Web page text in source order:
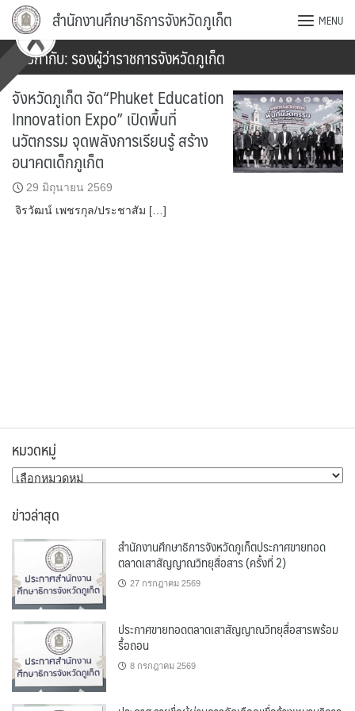
Skip
content
สำนักงานศึกษาธิการจังหวัดภูเก็ต MENU
ป้ายกำกับ:รองผู้ว่าราชการจังหวัดภูเก็ต
จังหวัดภูเก็ต จัด“Phuket Education
Innovation Expo” เปิดพื้นที่
นวัตกรรม จุดพลังการเรียนรู้ สร้าง
อนาคตเด็กภูเก็ต
29 มิถุนายน 2569
จิรวัฒน์ เพชรกุล/ประชาสัม […]
หมวดหมู่
หมวด
ข่าวล่าสุด
สำนักงานศึกษาธิการจังหวัดภูเก็ตประกาศขายทอด
ตลาดเสาสัญญาณวิทยุสื่อสาร (ครั้งที่ 2)
27 กรกฎาคม 2569
ประกาศขายทอดตลาดเสาสัญญาณวิทยุสื่อสารพร้อม
รื้อถอน
8 กรกฎาคม 2569